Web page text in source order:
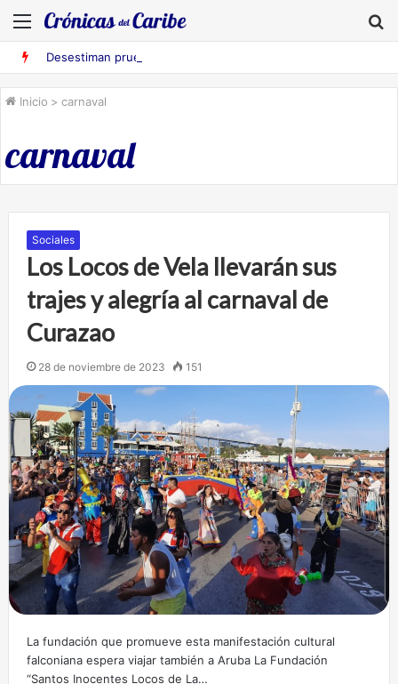
Menú
Inicio > carnaval
carnaval
Sociales
Los Locos de Vela llevarán sus
trajes y alegría al carnaval de
Curazao
28 de noviembre de 2023 151
La fundación que promueve esta manifestación cultural
falconiana espera viajar también a Aruba La Fundación
“Santos Inocentes Locos de La…